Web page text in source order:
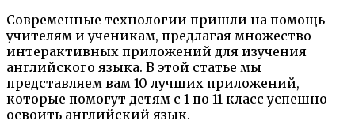
Современные технологии пришли на помощь
учителям и ученикам, предлагая множество
интерактивных приложений для изучения
английского языка. В этой статье мы
представляем вам 10 лучших приложений,
которые помогут детям с 1 по 11 класс успешно
освоить английский язык.